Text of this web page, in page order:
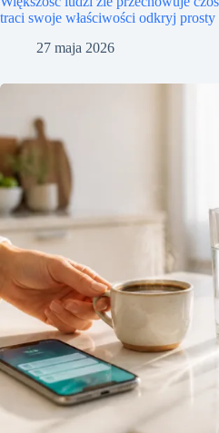
traci swoje właściwości odkryj
27 maja 2026